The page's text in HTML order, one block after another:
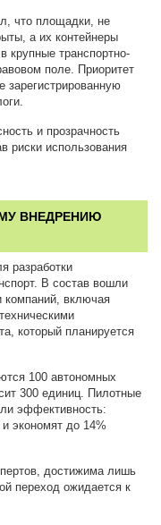
что площадки, не
а их контейнеры
крупные транспортно-
поле. Приоритет
и прозрачность
риски использования
ВНЕДРЕНИЮ
разработки
В состав вошли
компаний, включая
который планируется
100 автономных
300 единиц. Пилотные
эффективность:
экономят до 14%
достижима лишь
переход ожидается к